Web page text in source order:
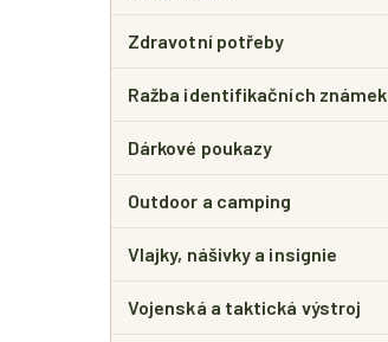
Zdravotní potřeby
Ražba identifikačních známek
Dárkové poukazy
Outdoor a camping
Vlajky, nášivky a insignie
Vojenská a taktická výstroj